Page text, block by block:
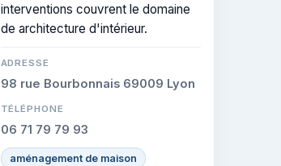
interventions couvrent le domaine
de architecture d'intérieur.
ADRESSE
98 rue Bourbonnais 69009 Lyon
TÉLÉPHONE
06 71 79 79 93
aménagement de maison